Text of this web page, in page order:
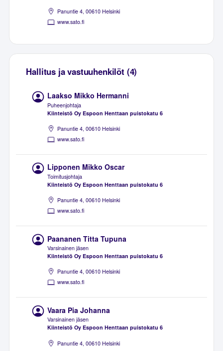
Panuntie 4, 00610 Helsinki
www.sato.fi
Hallitus ja vastuuhenkilöt (4)
Laakso Mikko Hermanni
Puheenjohtaja
Kiinteistö Oy Espoon Henttaan puistokatu 6
Panuntie 4, 00610 Helsinki
www.sato.fi
Lipponen Mikko Oscar
Toimitusjohtaja
Kiinteistö Oy Espoon Henttaan puistokatu 6
Panuntie 4, 00610 Helsinki
www.sato.fi
Paananen Titta Tupuna
Varsinainen jäsen
Kiinteistö Oy Espoon Henttaan puistokatu 6
Panuntie 4, 00610 Helsinki
www.sato.fi
Vaara Pia Johanna
Varsinainen jäsen
Kiinteistö Oy Espoon Henttaan puistokatu 6
Panuntie 4, 00610 Helsinki